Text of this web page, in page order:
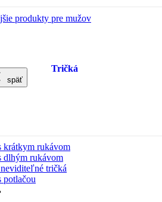
produkty pre mužov
späť
Tričká
krátkym rukávom
dlhým rukávom
neviditeľné tričká
potlačou